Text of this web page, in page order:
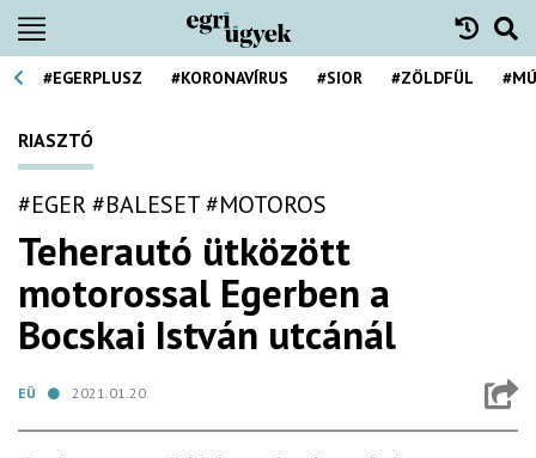
#EGERPLUSZ #KORONAVÍRUS #SIOR #ZÖLDFÜL
RIASZTÓ
#EGER #BALESET#MOTOROS
Teherautó ütközött
motorossal Egerben a
Bocskai István utcánál
EÜ 2021.01.20.